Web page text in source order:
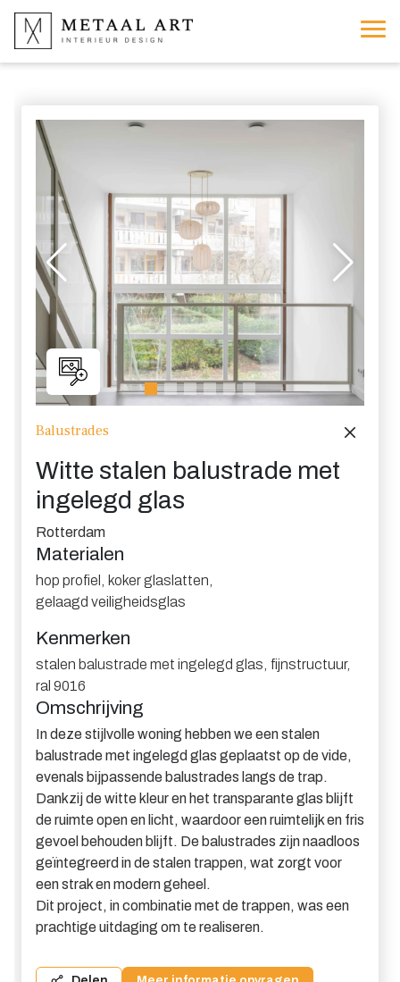
Balustrades
Witte stalen balustrade met
ingelegd glas
Rotterdam
Materialen
hop profiel koker glaslatten
gelaagd veiligheidsglas
Kenmerken
stalen balustrade met ingelegd glas fijnstructuur,
ral 9016
Omschrijving
In deze stijlvolle woning hebben we een stalen
balustrade met ingelegd glas geplaatst op de vide,
evenals bijpassende balustrades langs de trap.
Dankzij de witte kleur en het transparante glas blijft
de ruimte open en licht, waardoor een ruimtelijk en fris
gevoel behouden blijft. De balustrades zijn naadloos
geïntegreerd in de stalen trappen, wat zorgt voor
een strak en modern geheel.
Dit project, in combinatie met de trappen, was een
prachtige uitdaging om te realiseren.